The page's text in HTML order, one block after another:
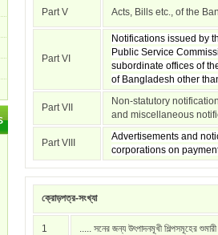
Part V Acts, Bills etc., of the
Part VI
Notifications issued by
Public Service
subordinate offices of
of Bangladesh other
Part VII
Non-statutory
and miscellaneous
Part VIII
Advertisements and
corporations on
ক্রোড়পত্র-সংখ্যা
1 ..... সনের জন্য উৎপাদনমূখী শিল্পসমূহের